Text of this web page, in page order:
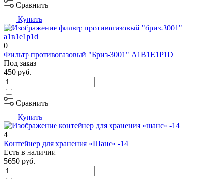
Сравнить
Купить
0
Фильтр противогазовый "Бриз-3001" А1В1Е1Р1D
Под заказ
450 руб.
Сравнить
Купить
4
Контейнер для хранения «Шанс» -14
Есть в наличии
5650 руб.